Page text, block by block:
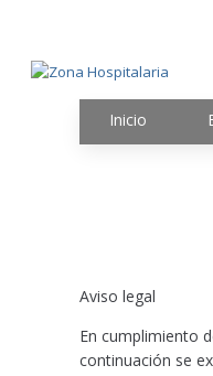
Inicio
Aviso legal
En cumplimiento
continuación se